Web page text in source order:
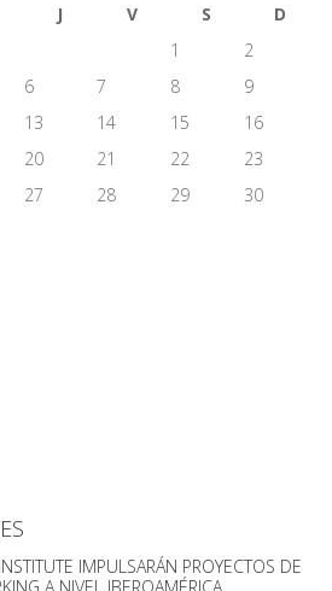
J V S
D
1
2
6 7 8
9
13 14 15
16
20 21 22
23
27 28 29
30
IMPULSARÁN PROYECTOS DE
A NIVEL IBEROAMÉRICA